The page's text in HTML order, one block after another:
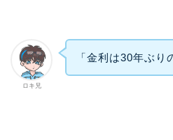
ロキ兄
「金利は30年ぶり